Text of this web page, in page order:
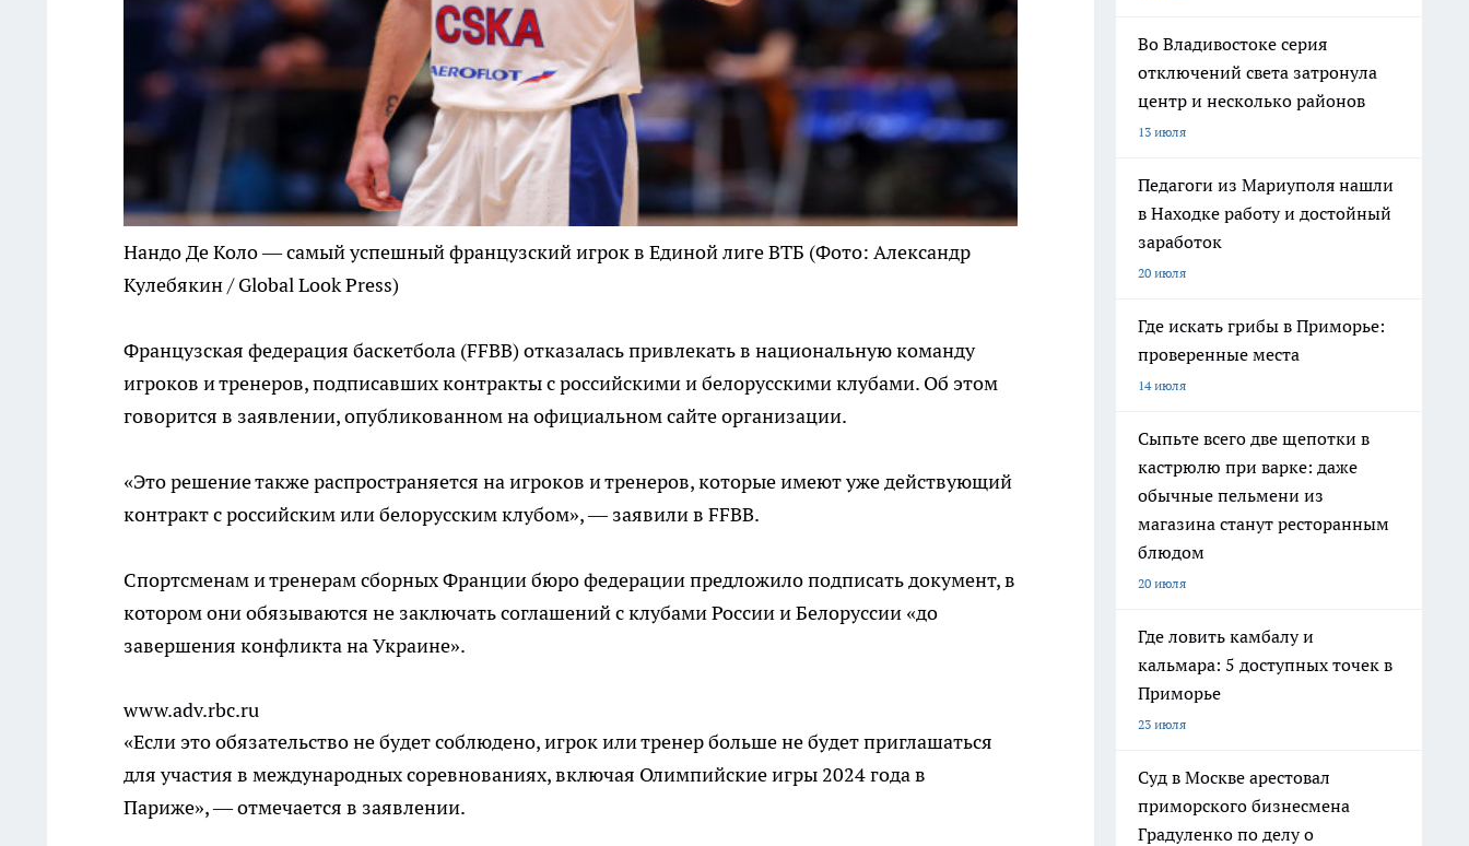
Нандо Де Коло — самый успешный французский игрок в Единой лиге ВТБ (Фото: Александр
Кулебякин / Global Look Press)
Французская федерация баскетбола (FFBB) отказалась привлекать в национальную команду
игроков и тренеров, подписавших контракты с российскими и белорусскими клубами. Об этом
говорится в заявлении, опубликованном на официальном сайте организации.
«Это решение также распространяется на игроков и тренеров, которые имеют уже действующий
контракт с российским или белорусским клубом», — заявили в FFBB.
Спортсменам и тренерам сборных Франции бюро федерации предложило подписать документ, в
котором они обязываются не заключать соглашений с клубами России и Белоруссии «до
завершения конфликта на Украине».
www.adv.rbc.ru
«Если это обязательство не будет соблюдено, игрок или тренер больше не будет приглашаться
для участия в международных соревнованиях, включая Олимпийские игры 2024 года в
Париже», — отмечается в заявлении.
Во Владивостоке серия
отключений света затронула
центр и несколько районов
13 июля
Педагоги из Мариуполя нашли
в Находке работу и достойный
заработок
20 июля
Где искать грибы в Приморье:
проверенные места
14 июля
Сыпьте всего две щепотки в
кастрюлю при варке: даже
обычные пельмени из
магазина станут ресторанным
блюдом
20 июля
Где ловить камбалу и
кальмара: 5 доступных точек в
Приморье
23 июля
Суд в Москве арестовал
приморского бизнесмена
Градуленко по делу о